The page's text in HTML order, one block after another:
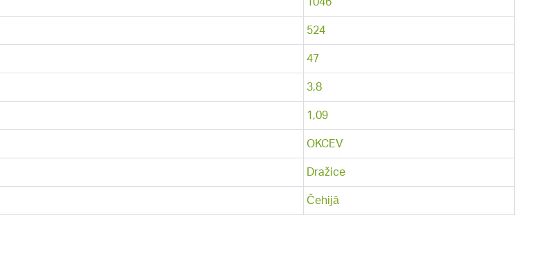
524
47
3,8
1,09
OKCEV
Dražice
Čehijā